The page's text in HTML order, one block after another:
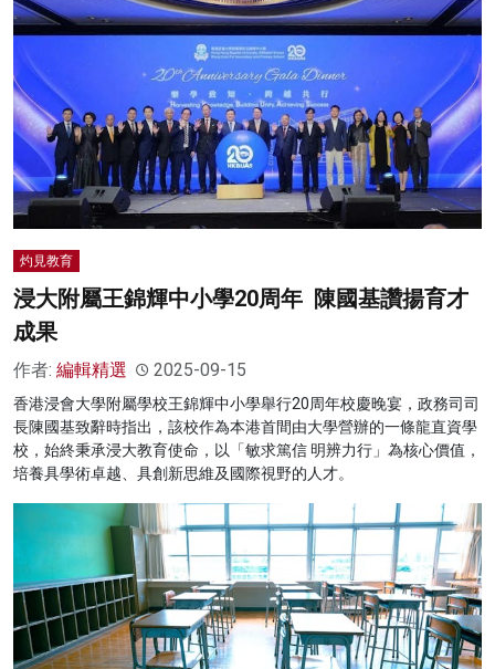
灼見教育
浸大附屬王錦輝中小學20周年 陳國基讚揚育才
成果
作者: 編輯精選 2025-09-15
香港浸會大學附屬學校王錦輝中小學舉行20周年校慶晚宴，政務司司
長陳國基致辭時指出，該校作為本港首間由大學營辦的一條龍直資學
校，始終秉承浸大教育使命，以「敏求篤信 明辨力行」為核心價值，
培養具學術卓越、具創新思維及國際視野的人才。